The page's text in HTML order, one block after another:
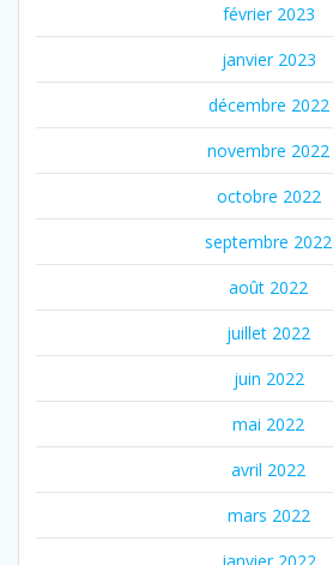
février 2023
janvier 2023
décembre 2022
novembre 2022
octobre 2022
septembre 2022
août 2022
juillet 2022
juin 2022
mai 2022
avril 2022
mars 2022